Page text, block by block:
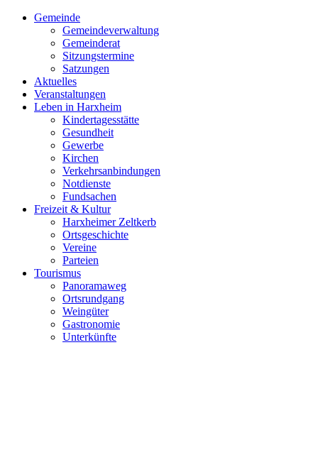
Gemeinde
Gemeindeverwaltung
Gemeinderat
Sitzungstermine
Satzungen
Aktuelles
Veranstaltungen
Leben in Harxheim
Kindertagesstätte
Gesundheit
Gewerbe
Kirchen
Verkehrsanbindungen
Notdienste
Fundsachen
Freizeit & Kultur
Harxheimer Zeltkerb
Ortsgeschichte
Vereine
Parteien
Tourismus
Panoramaweg
Ortsrundgang
Weingüter
Gastronomie
Unterkünfte